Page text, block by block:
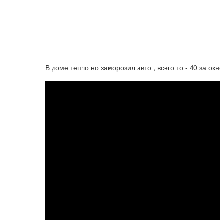
В доме тепло но заморозил авто , всего то - 40 за